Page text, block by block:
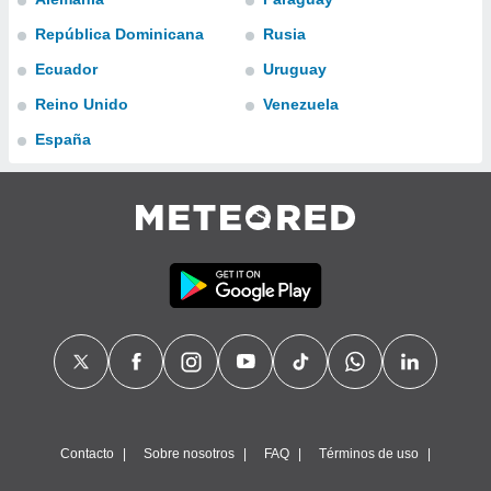
en
más
y
aceptar
República Dominicana
Ecuador
Reino Unido
España
Rusia
Uruguay
Venezuela
Contacto Sobre nosotros FAQ Términos de uso